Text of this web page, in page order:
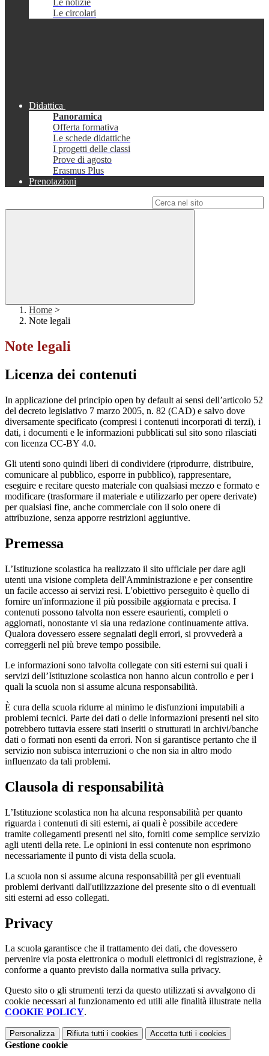
Le notizie
Le circolari
Didattica
Panoramica
Offerta formativa
Le schede didattiche
I progetti delle classi
Prove di agosto
Erasmus Plus
Prenotazioni
Home >
Note legali
Note legali
Licenza dei contenuti
In applicazione del principio open by default ai sensi dell’articolo 52
del decreto legislativo 7 marzo 2005, n. 82 (CAD) e salvo dove
diversamente specificato (compresi i contenuti incorporati di terzi), i
dati, i documenti e le informazioni pubblicati sul sito sono rilasciati
con licenza CC-BY 4.0.
Gli utenti sono quindi liberi di condividere (riprodurre, distribuire,
comunicare al pubblico, esporre in pubblico), rappresentare,
eseguire e recitare questo materiale con qualsiasi mezzo e formato e
modificare (trasformare il materiale e utilizzarlo per opere derivate)
per qualsiasi fine, anche commerciale con il solo onere di
attribuzione, senza apporre restrizioni aggiuntive.
Premessa
L’Istituzione scolastica ha realizzato il sito ufficiale per dare agli
utenti una visione completa dell'Amministrazione e per consentire
un facile accesso ai servizi resi. L'obiettivo perseguito è quello di
fornire un'informazione il più possibile aggiornata e precisa. I
contenuti possono talvolta non essere esaurienti, completi o
aggiornati, nonostante vi sia una redazione continuamente attiva.
Qualora dovessero essere segnalati degli errori, si provvederà a
correggerli nel più breve tempo possibile.
Le informazioni sono talvolta collegate con siti esterni sui quali i
servizi dell’Istituzione scolastica non hanno alcun controllo e per i
quali la scuola non si assume alcuna responsabilità.
È cura della scuola ridurre al minimo le disfunzioni imputabili a
problemi tecnici. Parte dei dati o delle informazioni presenti nel sito
potrebbero tuttavia essere stati inseriti o strutturati in archivi/banche
dati o formati non esenti da errori. Non si garantisce pertanto che il
servizio non subisca interruzioni o che non sia in altro modo
influenzato da tali problemi.
Clausola di responsabilità
L’Istituzione scolastica non ha alcuna responsabilità per quanto
riguarda i contenuti di siti esterni, ai quali è possibile accedere
tramite collegamenti presenti nel sito, forniti come semplice servizio
agli utenti della rete. Le opinioni in essi contenute non esprimono
necessariamente il punto di vista della scuola.
La scuola non si assume alcuna responsabilità per gli eventuali
problemi derivanti dall'utilizzazione del presente sito o di eventuali
siti esterni ad esso collegati.
Privacy
La scuola garantisce che il trattamento dei dati, che dovessero
pervenire via posta elettronica o moduli elettronici di registrazione, è
conforme a quanto previsto dalla normativa sulla privacy.
Questo sito o gli strumenti terzi da questo utilizzati si avvalgono di
cookie necessari al funzionamento ed utili alle finalità illustrate nella
COOKIE POLICY.
Personalizza Rifiuta tutti i cookies Accetta tutti i cookies
Gestione cookie